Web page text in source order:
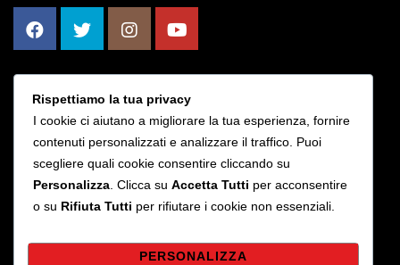
CONTATTI
Via Bruno Rizzieri 203 - Roma
info@sslaziocalcioa5.it
Rispettiamo la tua privacy
I cookie ci aiutano a migliorare la tua esperienza, fornire
contenuti personalizzati e analizzare il traffico. Puoi
scegliere quali cookie consentire cliccando su
Personalizza . Clicca su Accetta Tutti per acconsentire
o su Rifiuta Tutti per rifiutare i cookie non essenziali.
PERSONALIZZA